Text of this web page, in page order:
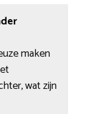
maken
wat zijn